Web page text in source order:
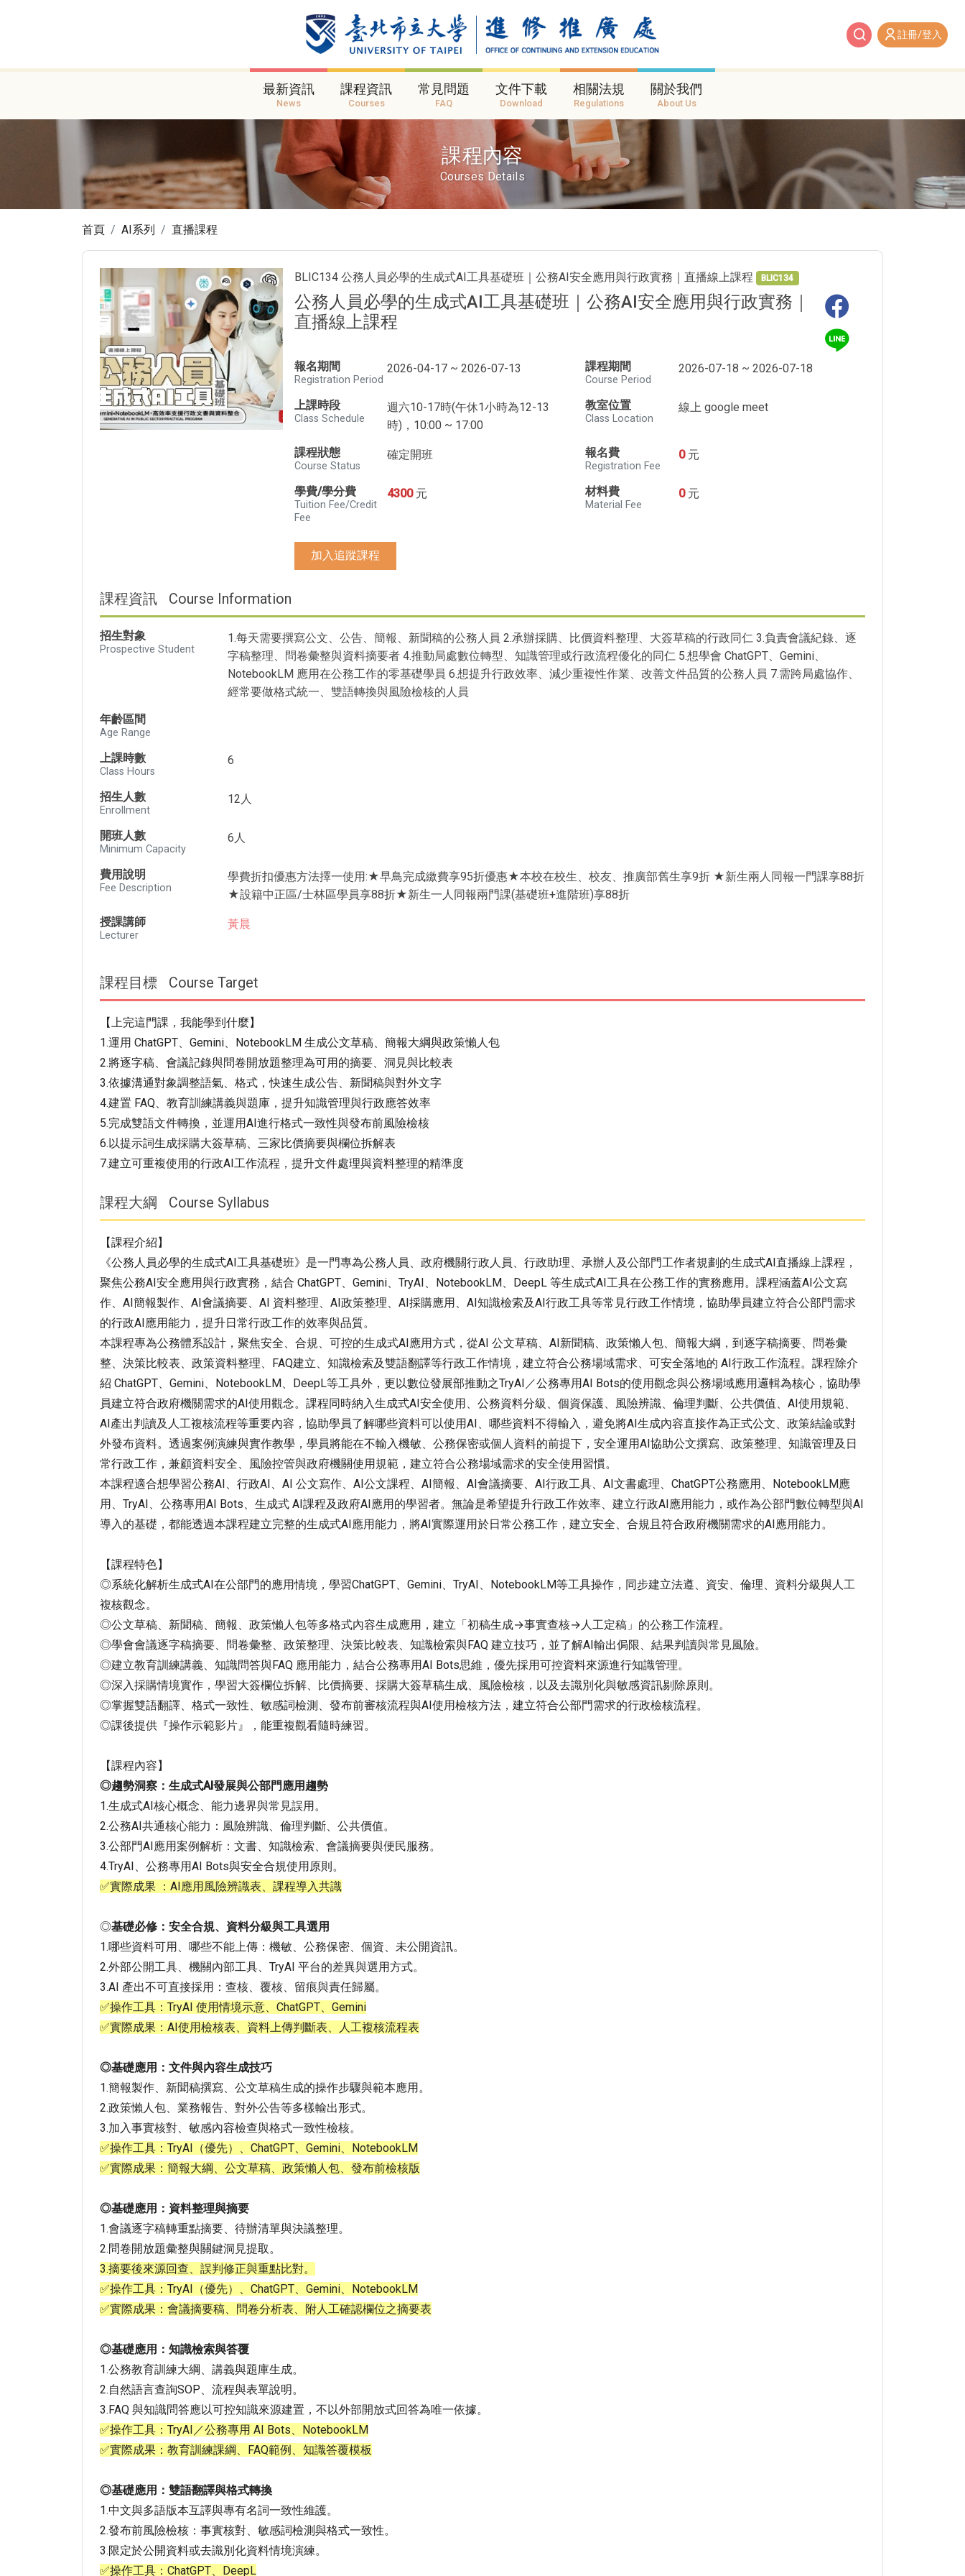
註冊/登入
最新資訊
News
課程資訊
Courses
常見問題
FAQ
文件下載
Download
相關法規
Regulations
關於我們
About Us
課程內容
Courses Details
首頁 AI系列 直播課程
BLIC134 公務人員必學的生成式AI工具基礎班｜公務AI安全應用與行政實務｜直播線上課程 BLIC134
公務人員必學的生成式AI工具基礎班｜公務AI安全應用與行政實務｜
直播線上課程
報名期間
Registration Period
2026-04-17 ~ 2026-07-13 課程期間
Course Period
2026-07-18 ~ 2026-07-18
上課時段
Class Schedule
週六10-17時(午休1小時為12-13
時)，10:00 ~ 17:00
教室位置
Class Location
線上 google meet
課程狀態
Course Status
確定開班 報名費
Registration Fee
0 元
學費/學分費
Tuition Fee/Credit
Fee
4300 元 材料費
Material Fee
0 元
加入追蹤課程
課程資訊 Course Information
招生對象
Prospective Student
1.每天需要撰寫公文、公告、簡報、新聞稿的公務人員 2.承辦採購、比價資料整理、大簽草稿的行政同仁 3.負責會議紀錄、逐
字稿整理、問卷彙整與資料摘要者 4.推動局處數位轉型、知識管理或行政流程優化的同仁 5.想學會 ChatGPT、Gemini、
NotebookLM 應用在公務工作的零基礎學員 6.想提升行政效率、減少重複性作業、改善文件品質的公務人員 7.需跨局處協作、
經常要做格式統一、雙語轉換與風險檢核的人員
年齡區間
Age Range
上課時數
Class Hours
6
招生人數
Enrollment
12人
開班人數
Minimum Capacity
6人
費用說明
Fee Description
學費折扣優惠方法擇一使用:★早鳥完成繳費享95折優惠★本校在校生、校友、推廣部舊生享9折 ★新生兩人同報一門課享88折
★設籍中正區/士林區學員享88折★新生一人同報兩門課(基礎班+進階班)享88折
授課講師
Lecturer
黃晨
課程目標 Course Target
【上完這門課，我能學到什麼】
1.運用 ChatGPT、Gemini、NotebookLM 生成公文草稿、簡報大綱與政策懶人包
2.將逐字稿、會議記錄與問卷開放題整理為可用的摘要、洞見與比較表
3.依據溝通對象調整語氣、格式，快速生成公告、新聞稿與對外文字
4.建置 FAQ、教育訓練講義與題庫，提升知識管理與行政應答效率
5.完成雙語文件轉換，並運用AI進行格式一致性與發布前風險檢核
6.以提示詞生成採購大簽草稿、三家比價摘要與欄位拆解表
7.建立可重複使用的行政AI工作流程，提升文件處理與資料整理的精準度
課程大綱 Course Syllabus
【課程介紹】
《公務人員必學的生成式AI工具基礎班》是一門專為公務人員、政府機關行政人員、行政助理、承辦人及公部門工作者規劃的生成式AI直播線上課程，
聚焦公務AI安全應用與行政實務，結合 ChatGPT、Gemini、TryAI、NotebookLM、DeepL 等生成式AI工具在公務工作的實務應用。課程涵蓋AI公文寫
作、AI簡報製作、AI會議摘要、AI 資料整理、AI政策整理、AI採購應用、AI知識檢索及AI行政工具等常見行政工作情境，協助學員建立符合公部門需求
的行政AI應用能力，提升日常行政工作的效率與品質。
本課程專為公務體系設計，聚焦安全、合規、可控的生成式AI應用方式，從AI 公文草稿、AI新聞稿、政策懶人包、簡報大綱，到逐字稿摘要、問卷彙
整、決策比較表、政策資料整理、FAQ建立、知識檢索及雙語翻譯等行政工作情境，建立符合公務場域需求、可安全落地的 AI行政工作流程。課程除介
紹 ChatGPT、Gemini、NotebookLM、DeepL等工具外，更以數位發展部推動之TryAI／公務專用AI Bots的使用觀念與公務場域應用邏輯為核心，協助學
員建立符合政府機關需求的AI使用觀念。課程同時納入生成式AI安全使用、公務資料分級、個資保護、風險辨識、倫理判斷、公共價值、AI使用規範、
AI產出判讀及人工複核流程等重要內容，協助學員了解哪些資料可以使用AI、哪些資料不得輸入，避免將AI生成內容直接作為正式公文、政策結論或對
外發布資料。透過案例演練與實作教學，學員將能在不輸入機敏、公務保密或個人資料的前提下，安全運用AI協助公文撰寫、政策整理、知識管理及日
常行政工作，兼顧資料安全、風險控管與政府機關使用規範，建立符合公務場域需求的安全使用習慣。
本課程適合想學習公務AI、行政AI、AI 公文寫作、AI公文課程、AI簡報、AI會議摘要、AI行政工具、AI文書處理、ChatGPT公務應用、NotebookLM應
用、TryAI、公務專用AI Bots、生成式 AI課程及政府AI應用的學習者。無論是希望提升行政工作效率、建立行政AI應用能力，或作為公部門數位轉型與AI
導入的基礎，都能透過本課程建立完整的生成式AI應用能力，將AI實際運用於日常公務工作，建立安全、合規且符合政府機關需求的AI應用能力。
【課程特色】
◎系統化解析生成式AI在公部門的應用情境，學習ChatGPT、Gemini、TryAI、NotebookLM等工具操作，同步建立法遵、資安、倫理、資料分級與人工
複核觀念。
◎公文草稿、新聞稿、簡報、政策懶人包等多格式內容生成應用，建立「初稿生成→事實查核→人工定稿」的公務工作流程。
◎學會會議逐字稿摘要、問卷彙整、政策整理、決策比較表、知識檢索與FAQ 建立技巧，並了解AI輸出侷限、結果判讀與常見風險。
◎建立教育訓練講義、知識問答與FAQ 應用能力，結合公務專用AI Bots思維，優先採用可控資料來源進行知識管理。
◎深入採購情境實作，學習大簽欄位拆解、比價摘要、採購大簽草稿生成、風險檢核，以及去識別化與敏感資訊剔除原則。
◎掌握雙語翻譯、格式一致性、敏感詞檢測、發布前審核流程與AI使用檢核方法，建立符合公部門需求的行政檢核流程。
◎課後提供『操作示範影片』，能重複觀看隨時練習。
【課程內容】
◎趨勢洞察：生成式AI發展與公部門應用趨勢
1.生成式AI核心概念、能力邊界與常見誤用。
2.公務AI共通核心能力：風險辨識、倫理判斷、公共價值。
3.公部門AI應用案例解析：文書、知識檢索、會議摘要與便民服務。
4.TryAI、公務專用AI Bots與安全合規使用原則。
✅實際成果 ：AI應用風險辨識表、課程導入共識
◎基礎必修：安全合規、資料分級與工具選用
1.哪些資料可用、哪些不能上傳：機敏、公務保密、個資、未公開資訊。
2.外部公開工具、機關內部工具、TryAI 平台的差異與選用方式。
3.AI 產出不可直接採用：查核、覆核、留痕與責任歸屬。
✅操作工具：TryAI 使用情境示意、ChatGPT、Gemini
✅實際成果：AI使用檢核表、資料上傳判斷表、人工複核流程表
◎基礎應用：文件與內容生成技巧
1.簡報製作、新聞稿撰寫、公文草稿生成的操作步驟與範本應用。
2.政策懶人包、業務報告、對外公告等多樣輸出形式。
3.加入事實核對、敏感內容檢查與格式一致性檢核。
✅操作工具：TryAI（優先）、ChatGPT、Gemini、NotebookLM
✅實際成果：簡報大綱、公文草稿、政策懶人包、發布前檢核版
◎基礎應用：資料整理與摘要
1.會議逐字稿轉重點摘要、待辦清單與決議整理。
2.問卷開放題彙整與關鍵洞見提取。
3.摘要後來源回查、誤判修正與重點比對。
✅操作工具：TryAI（優先）、ChatGPT、Gemini、NotebookLM
✅實際成果：會議摘要稿、問卷分析表、附人工確認欄位之摘要表
◎基礎應用：知識檢索與答覆
1.公務教育訓練大綱、講義與題庫生成。
2.自然語言查詢SOP、流程與表單說明。
3.FAQ 與知識問答應以可控知識來源建置，不以外部開放式回答為唯一依據。
✅操作工具：TryAI／公務專用 AI Bots、NotebookLM
✅實際成果：教育訓練課綱、FAQ範例、知識答覆模板
◎基礎應用：雙語翻譯與格式轉換
1.中文與多語版本互譯與專有名詞一致性維護。
2.發布前風險檢核：事實核對、敏感詞檢測與格式一致性。
3.限定於公開資料或去識別化資料情境演練。
✅操作工具：ChatGPT、DeepL